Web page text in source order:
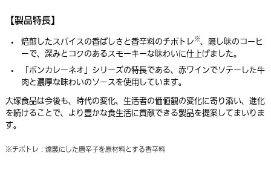
【製品特長】
焙煎したスパイスの香ばしさと香辛料のチポトレ※、隠し味のコーヒ
ーで、深みとコクのあるスモーキーな味わいに仕上げました。
「ボンカレーネオ」シリーズの特長である、赤ワインでソテーした牛
肉と濃厚な味わいのソースを使用しています。
大塚食品は今後も、時代の変化、生活者の価値観の変化に寄り添い、進化
を続けることで、より豊かな食生活に貢献できる製品を提案してまいりま
す。
※チポトレ：燻製にした唐辛子を原材料とする香辛料